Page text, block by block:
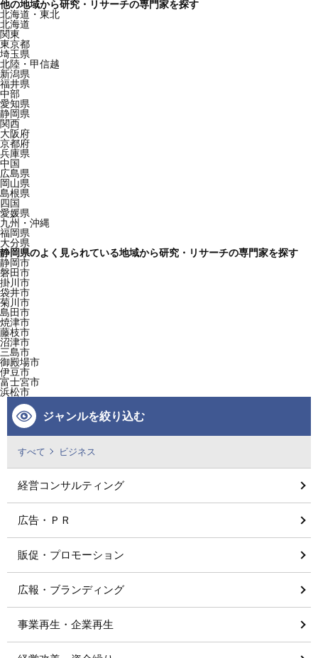
他の地域から研究・リサーチの専門家を探す
北海道・東北
北海道
関東
東京都
埼玉県
北陸・甲信越
新潟県
福井県
中部
愛知県
静岡県
関西
大阪府
京都府
兵庫県
中国
広島県
岡山県
島根県
四国
愛媛県
九州・沖縄
福岡県
大分県
静岡県のよく見られている地域から研究・リサーチの専門家を探す
静岡市
磐田市
掛川市
袋井市
菊川市
島田市
焼津市
藤枝市
沼津市
三島市
御殿場市
伊豆市
富士宮市
浜松市
ジャンルを絞り込む
すべて ビジネス
経営コンサルティング
広告・ＰＲ
販促・プロモーション
広報・ブランディング
事業再生・企業再生